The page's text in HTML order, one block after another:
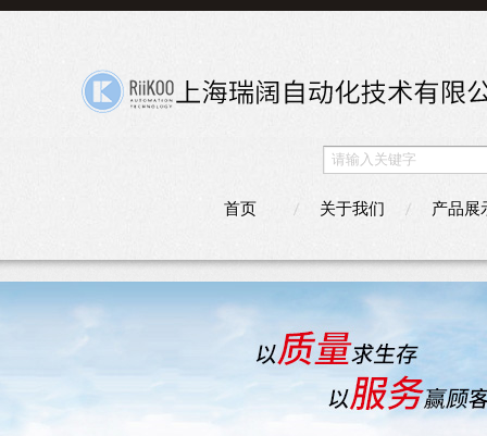
首页 关于我们 产品展